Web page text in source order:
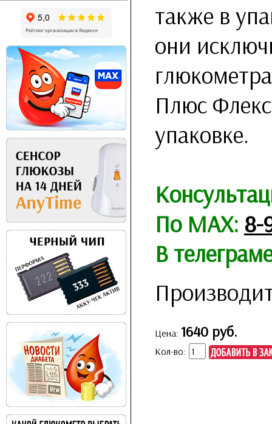
также в
они
Плюс
упаковке.
По MAX: 8-
В
Цена: 1640 руб.
Кол-во: